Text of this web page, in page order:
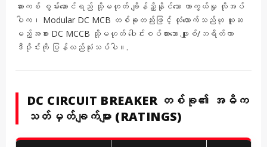
ဆားကစ် စွမ်းဆောင်ရည် သို့မဟုတ် ချိန်ညှိနိုင်သော ကာကွယ်မှု လိုအပ်
ပါက၊ Modular DC MCB တစ်ခုတည်းဖြင့် လုံလောက်သည်ဟု ယူဆ
မည့်အစား DC MCCB သို့မဟုတ် ပေါင်းစပ်ထားသော ဖျူးစ်/ဘရိတ်ကာ
ဒီဇိုင်းကို ပြန်လည်သုံးသပ်ပါ။.
DC CIRCUIT BREAKER တစ်ခု၏ အဓိက
သတ်မှတ်ချက်များ (RATINGS)